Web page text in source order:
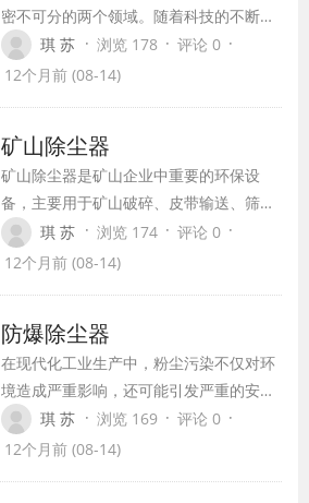
密不可分的两个领域。随着科技的不断发
展，工业生产中的废气排放问题越来越受
到人们的关注。为了减少废气对环境的污
势，以及在实际应用中的价值。
琪 苏 · 浏览 178 · 评论 0 ·
12个月前 (08-14)
矿山除尘器
矿山除尘器是矿山企业中重要的环保设
备，主要用于矿山破碎、皮带输送、筛分
等各尘点的除尘。矿山除尘器能够有效地
防止粉尘污染，改善工作环境，保障工人
琪 苏 · 浏览 174 · 评论 0 ·
12个月前 (08-14)
防爆除尘器
在现代化工业生产中，粉尘污染不仅对环
境造成严重影响，还可能引发严重的安全
隐患。特别是化工、制药、食品加工和金
属制造等易燃易爆环境中，粉尘的积累可
琪 苏 · 浏览 169 · 评论 0 ·
12个月前 (08-14)